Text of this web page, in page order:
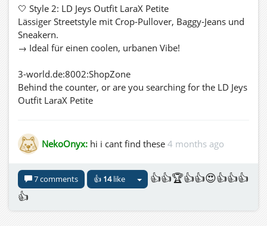
🤍 Style 2: LD Jeys Outfit LaraX Petite
Lässiger Streetstyle mit Crop-Pullover, Baggy-Jeans und
Sneakern.
→ Ideal für einen coolen, urbanen Vibe!
3-world.de:8002:ShopZone
Behind the counter, or are you searching for the LD Jeys
Outfit LaraX Petite
NekoOnyx: hi i cant find these 4 months ago
7 comments 👍 14like
👍👍🏆👍👍😍👍👍👍
👍